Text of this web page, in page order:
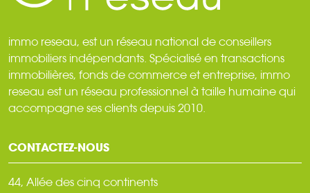
immo reseau, est un réseau national de conseillers
immobiliers indépendants. Spécialisé en transactions
immobilières, fonds de commerce et entreprise, immo
reseau est un réseau professionnel à taille humaine qui
accompagne ses clients depuis 2010.
CONTACTEZ-NOUS
44, Allée des cinq continents